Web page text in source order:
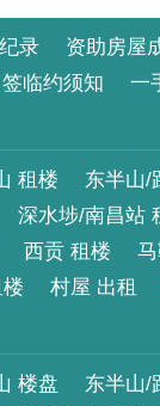
录 资助房屋
签临约须知 一
租楼 东半山/
深水埗/南昌站
西贡 租楼
村屋 出租
楼盘 东半山/